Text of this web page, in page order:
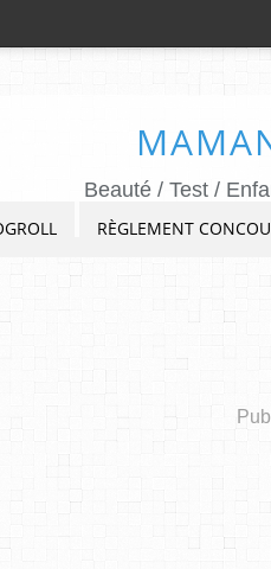
Beauté / Test /
RÈGLEMENT